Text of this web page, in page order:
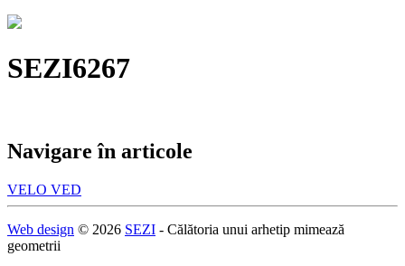
SEZI6267
Navigare în articole
VELO VED
Web design © 2026 SEZI - Călătoria unui arhetip mimează
geometrii